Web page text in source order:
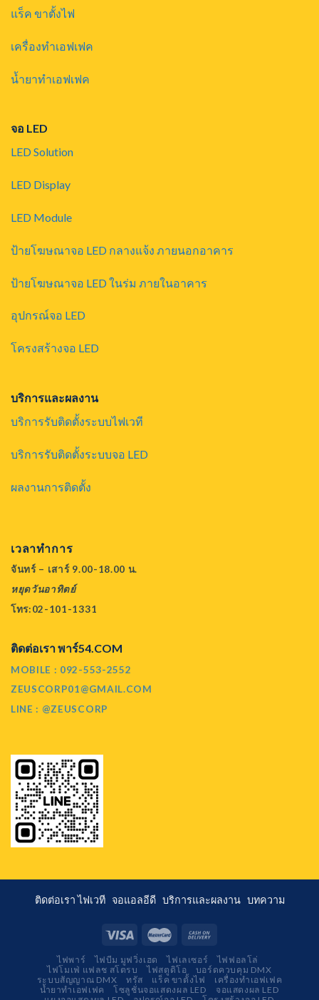
แร็ค ขาตั้งไฟ
เครื่องทำเอฟเฟค
น้ำยาทำเอฟเฟค
จอ LED
LED Solution
LED Display
LED Module
ป้ายโฆษณาจอ LED กลางแจ้ง ภายนอกอาคาร
ป้ายโฆษณาจอ LED ในร่ม ภายในอาคาร
อุปกรณ์จอ LED
โครงสร้างจอ LED
บริการและผลงาน
บริการรับติดตั้งระบบไฟเวที
บริการรับติดตั้งระบบจอ LED
ผลงานการติดตั้ง
เวลาทำการ
จันทร์ – เสาร์ 9.00-18.00 น.
หยุดวันอาทิตย์
โทร:02-101-1331
ติดต่อเรา พาร์54.COM
MOBILE : 092-553-2552
ZEUSCORP01@GMAIL.COM
LINE : @ZEUSCORP
ติดต่อเราไฟเวที จอแอลอีดี บริการและผลงาน บทความ
ไฟพาร์ ไฟบีม มูฟวิ่งเฮด ไฟเลเซอร์
ไฟฟอลโล่
ไฟโมเฟ่ แฟลช สโตรบ
ไฟสตูดิโอ
บอร์ดควบคุม DMX
ระบบสัญญาณ DMX
ทรัส แร็ค ขาตั้งไฟ
เครื่องทำเอฟเฟค
น้ำยาทำเอฟเฟค
โซลูชั่นจอแสดงผล LED
จอแสดงผล LED